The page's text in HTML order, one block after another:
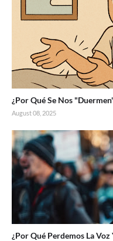
¿Por Qué Se Nos
August 08, 2025
¿Por Qué Perdemos La